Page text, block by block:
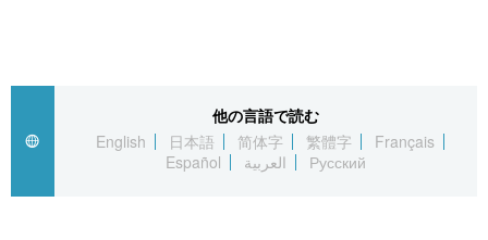
Русский
経済・ビジネス
国際
トップ
アーカイブ
In-depth
Japan Data
他の言語で読む
English
日本語 简体字 繁體字
Français
Español
العربية Русский